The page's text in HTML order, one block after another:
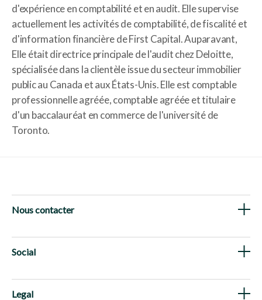
d'expérience en comptabilité et en audit. Elle supervise
actuellement les activités de comptabilité, de fiscalité et
d'information financière de First Capital. Auparavant,
Elle était directrice principale de l'audit chez Deloitte,
spécialisée dans la clientèle issue du secteur immobilier
public au Canada et aux États-Unis. Elle est comptable
professionnelle agréée, comptable agréée et titulaire
d'un baccalauréat en commerce de l'université de
Toronto.
Nous contacter
Social
Legal